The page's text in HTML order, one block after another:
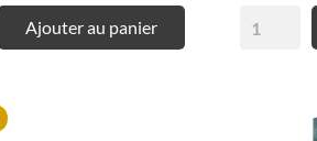
Ajouter au panier